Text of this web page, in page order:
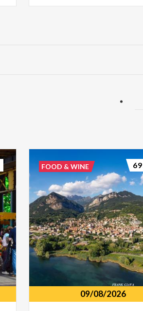
09/08/2026
FOOD & WINE